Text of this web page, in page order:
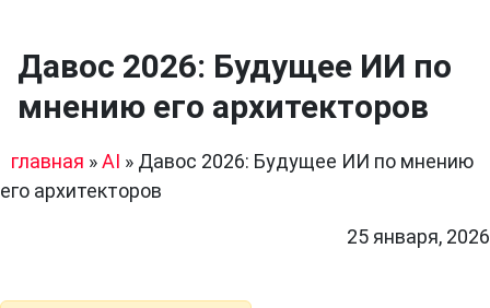
Давос 2026: Будущее ИИ по
мнению его архитекторов
главная »AI » Давос 2026: Будущее ИИ по мнению
его архитекторов
25 января, 2026